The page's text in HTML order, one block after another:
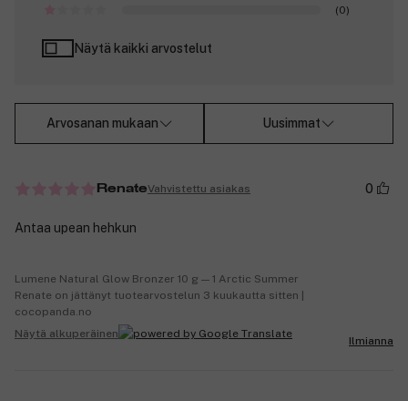
(0)
Näytä kaikki arvostelut
Arvosanan mukaan Uusimmat
RenateVahvistettu asiakas 0
Antaa upean hehkun
Lumene Natural Glow Bronzer 10 g — 1 Arctic Summer
Renate on jättänyt tuotearvostelun 3 kuukautta sitten |
cocopanda.no
Näytä alkuperäinen
Ilmianna